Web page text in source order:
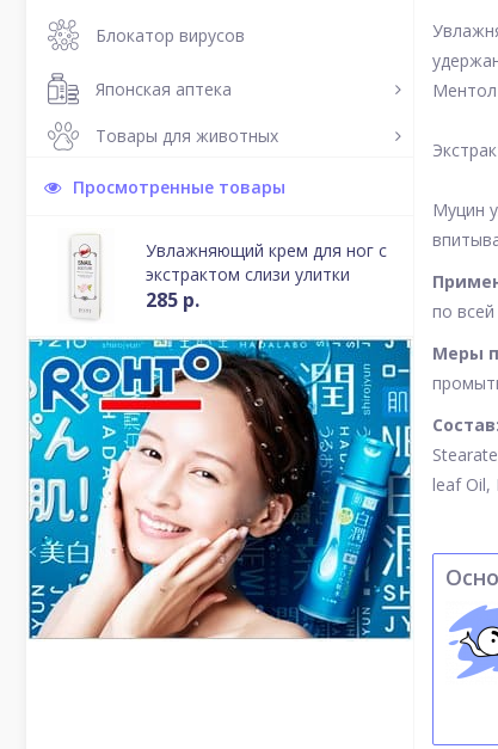
Блокатор вирусов
Японская аптека
Товары для животных
Просмотренные товары
Увлажняющий крем для ног с
экстрактом слизи улитки
285 р.
Ментол
Муцин
по всей
Меры
Состав:
leaf Oil,